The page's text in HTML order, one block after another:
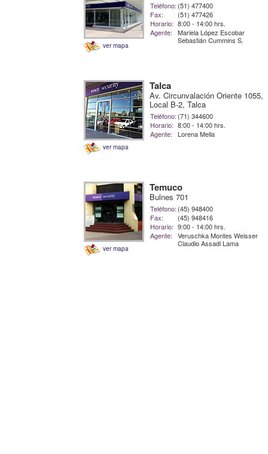
ver mapa
Teléfono: (51) 477400
Fax:
(51) 477426
Horario: 8:00 - 14:00 hrs.
Agente:
Mariela López Escobar
Sebastián Cummins S.
ver mapa
Talca
Av. Circunvalación Oriente 1055,
Local B-2, Talca
Teléfono: (71) 344600
Horario: 8:00 - 14:00 hrs.
Agente:
Lorena Mella
ver mapa
Temuco
Bulnes 701
Teléfono: (45) 948400
Fax:
(45) 948416
Horario: 9:00 - 14:00 hrs.
Agente:
Veruschka Montes Weisser
Claudio Assadi Lama